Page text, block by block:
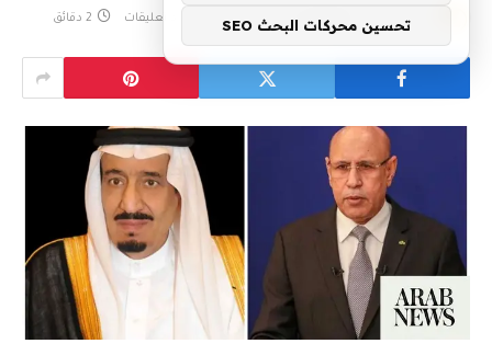
بواسطة eshrag لا توجد تعليقات 2 دقائق تحسين محركات البحث SEO